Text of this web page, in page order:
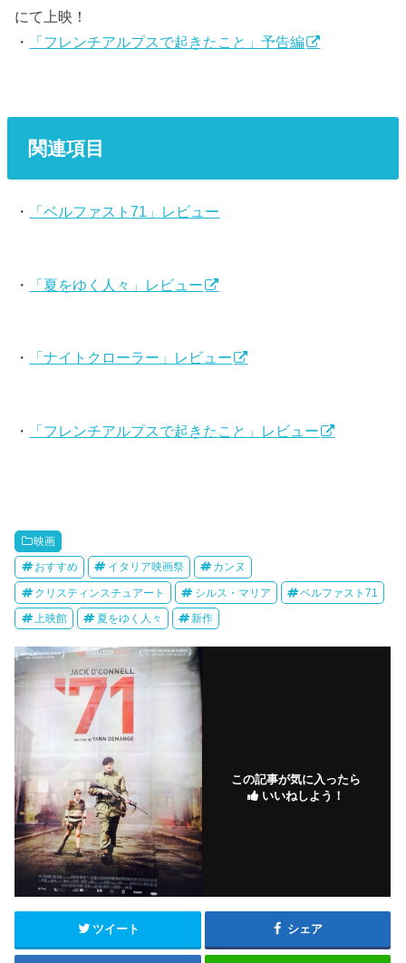
にて上映！
・
「フレンチアルプスで起きたこと」予告編
関連項目
・ 「ベルファスト71」レビュー
・ 「夏をゆく人々」レビュー
・ 「ナイトクローラー」レビュー
・ 「フレンチアルプスで起きたこと」レビュー
映画
おすすめ イタリア映画祭 カンヌ
クリスティンスチュアート シルス・マリア ベルファスト71
上映館 夏をゆく人々 新作
この記事が気に入ったら
いいねしよう！
ツイート シェア